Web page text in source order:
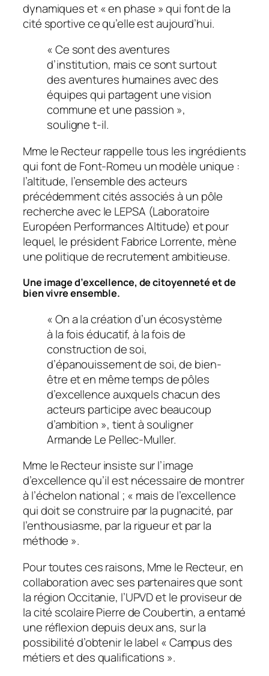
dynamiques et «en phase » qui font de la
cité sportive ce qu’elle est aujourd’hui.
« Ce sont des aventures
d’institution, mais ce sont surtout
des aventures humaines avec des
équipes qui partagent une vision
commune et une passion »,
souligne t-il.
Mme le Recteur rappelle tous les ingrédients
qui font de Font-Romeu un modèle unique :
l’altitude, l’ensemble des acteurs
précédemment cités associés à un pôle
recherche avec le LEPSA (Laboratoire
Européen Performances Altitude) et pour
lequel, le président Fabrice Lorrente, mène
une politique de recrutement ambitieuse.
Une image d’excellence, de citoyenneté et de
bien vivre ensemble.
« On a la création d’un écosystème
à la fois éducatif, à la fois de
construction de soi,
d’épanouissement de soi, de bien-
être et en même temps de pôles
d’excellence auxquels chacun des
acteurs participe avec beaucoup
d’ambition », tient à souligner
Armande Le Pellec-Muller.
Mme le Recteur insiste sur l’image
d’excellence qu’il est nécessaire de montrer
à l’échelon national ; « mais de l’excellence
qui doit se construire par la pugnacité, par
l’enthousiasme, par la rigueur et par la
méthode ».
Pour toutes ces raisons, Mme le Recteur, en
collaboration avec ses partenaires que sont
la région Occitanie, l’UPVD et le proviseur de
la cité scolaire Pierre de Coubertin, a entamé
une réflexion depuis deux ans, sur la
possibilité d’obtenir le label «Campus des
métiers et des qualifications ».